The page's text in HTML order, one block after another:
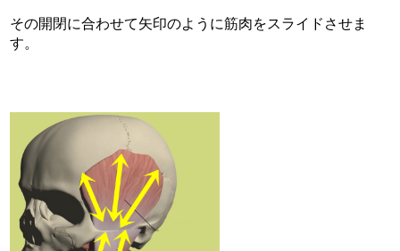
その開閉に合わせて矢印のように筋肉をスライドさせま
す。